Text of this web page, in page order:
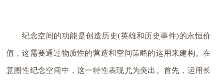
纪念空间的功能是创造历史(英雄和历史事件)的永恒价
值，这需要通过物质性的营造和空间策略的运用来建构。在
意图性纪念空间中，这一特性表现尤为突出。首先，运用长